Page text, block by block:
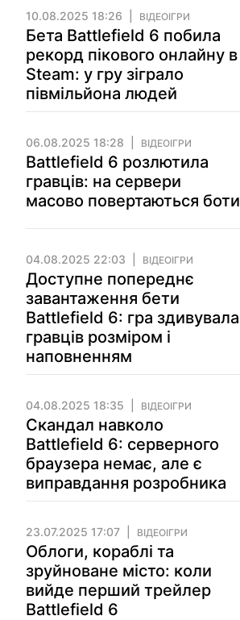
10.08.2025 18:26 ВІДЕОІГРИ
Бета Battlefield 6 побила
рекорд пікового онлайну в
Steam: у гру зіграло
півмільйона людей
06.08.2025 18:28 ВІДЕОІГРИ
Battlefield 6 розлютила
гравців: на сервери
масово повертаються боти
04.08.2025 22:03 ВІДЕОІГРИ
Доступне попереднє
завантаження бети
Battlefield 6: гра здивувала
гравців розміром і
наповненням
04.08.2025 18:35 ВІДЕОІГРИ
Скандал навколо
Battlefield 6: серверного
браузера немає, але є
виправдання розробника
23.07.2025 17:07 ВІДЕОІГРИ
Облоги, кораблі та
зруйноване місто: коли
вийде перший трейлер
Battlefield 6